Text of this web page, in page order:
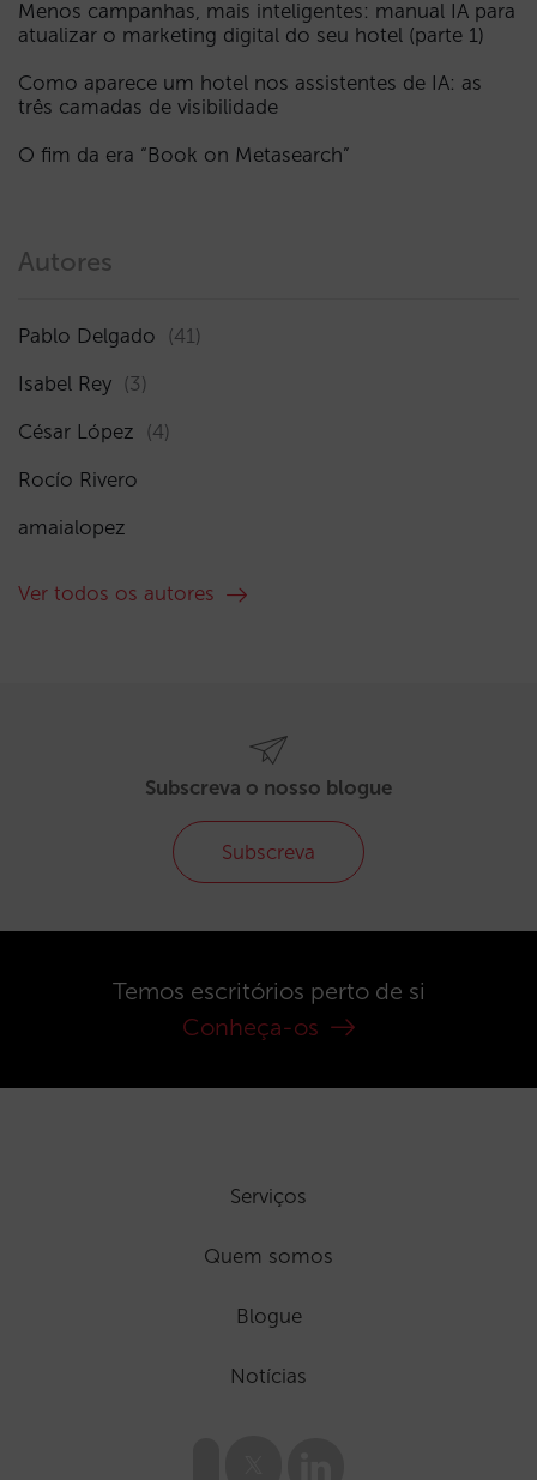
Menos campanhas, mais inteligentes: manual IA para
atualizar o marketing digital do seu hotel (parte 1)
Como aparece um hotel nos assistentes de IA: as
três camadas de visibilidade
O fim da era “Book on Metasearch”
Autores
Pablo Delgado (41)
Isabel Rey (3)
César López (4)
Rocío Rivero
amaialopez
Ver todos os autores
Subscreva o nosso blogue
Subscreva
Temos escritórios perto de si
Conheça-os
Serviços
Quem somos
Blogue
Notícias